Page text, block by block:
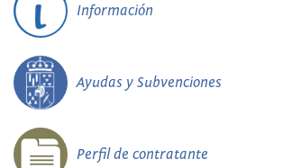
Información
Ayudas y Subvenciones
Perfil de contratante